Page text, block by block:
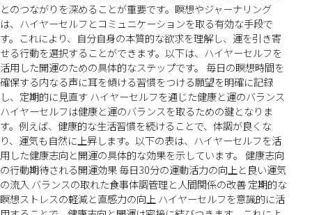
とのつながりを深めることが重要です。瞑想やジャーナリング
は、ハイヤーセルフとコミュニケーションを取る有効な手段で
す。これにより、自分自身の本質的な欲求を理解し、運を引き寄
せる行動を選択することができます。以下は、ハイヤーセルフを
活用した開運のための具体的なステップです。 毎日の瞑想時間を
確保する内なる声に耳を傾ける習慣をつける願望を明確に記録
し、定期的に見直す ハイヤーセルフを通じた健康と運のバランス
ハイヤーセルフは健康と運のバランスを取るための鍵となりま
す。例えば、健康的な生活習慣を続けることで、体調が良くな
り、運気も自然に上昇します。以下の表は、ハイヤーセルフを活
用した健康志向と開運の具体的な効果を示しています。 健康志向
の行動期待される開運効果 毎日30分の運動活力の向上と良い運気
の流入 バランスの取れた食事体調管理と人間関係の改善 定期的な
瞑想ストレスの軽減と直感力の向上 ハイヤーセルフを意識的に活